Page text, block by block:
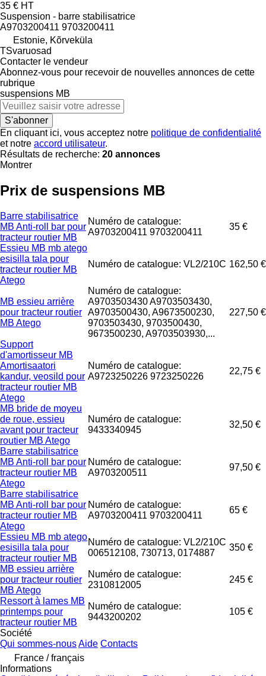
35 € HT
Suspension - barre stabilisatrice
A9703200411 9703200411
Estonie, Kõrveküla
TSvaruosad
Contacter le vendeur
Abonnez-vous pour recevoir de nouvelles annonces de cette
rubrique
suspensions MB
S'abonner
En cliquant ici, vous acceptez notre politique de confidentialité
et notre accord utilisateur.
Résultats de recherche: 20 annonces
Montrer
Prix de suspensions MB
Barre stabilisatrice
MB Anti-roll bar pour
tracteur routier MB
Numéro de catalogue:
A9703200411 9703200411
35 €
Essieu MB mb atego
esisilla tala pour
tracteur routier MB
Atego
Numéro de catalogue: VL2/210C 162,50 €
MB essieu arrière
pour tracteur routier
MB Atego
Numéro de catalogue:
A9703503430 A9703503430,
A9703500430, A9673500230,
9703503430, 9703500430,
9673500230, A9703503930,...
227,50 €
Support
d'amortisseur MB
Amortisaatori
kandur, veosild pour
tracteur routier MB
Atego
Numéro de catalogue:
A9723250226 9723250226
22,75 €
MB bride de moyeu
de roue, essieu
avant pour tracteur
routier MB Atego
Numéro de catalogue:
9433340945
32,50 €
Barre stabilisatrice
MB Anti-roll bar pour
tracteur routier MB
Atego
Numéro de catalogue:
A9703200511
97,50 €
Barre stabilisatrice
MB Anti-roll bar pour
tracteur routier MB
Atego
Numéro de catalogue:
A9703200411 9703200411
65 €
Essieu MB mb atego
esisilla tala pour
tracteur routier MB
Numéro de catalogue: VL2/210C
006512108, 730713, 0174887
350 €
MB essieu arrière
pour tracteur routier
MB Atego
Numéro de catalogue:
2310812005
245 €
Ressort à lames MB
printemps pour
tracteur routier MB
Numéro de catalogue:
9443200202
105 €
Société
Qui sommes-nousAide Contacts
France / français
Informations